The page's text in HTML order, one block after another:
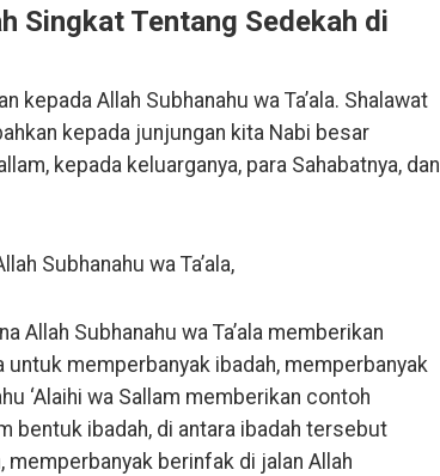
Singkat Tentang Sedekah di
kepada Allah Subhanahu wa Ta’ala. Shalawat
kepada junjungan kita Nabi besar
kepada keluarganya, para Sahabatnya, dan
Subhanahu wa Ta’ala,
Allah Subhanahu wa Ta’ala memberikan
memperbanyak ibadah, memperbanyak
‘Alaihi wa Sallam memberikan contoh
bentuk ibadah, di antara ibadah tersebut
berinfak di jalan Allah